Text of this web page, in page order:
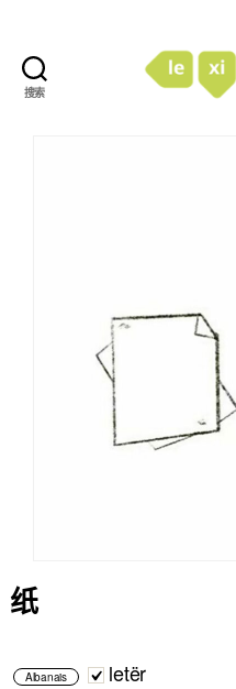
搜索
纸
Albanais letër